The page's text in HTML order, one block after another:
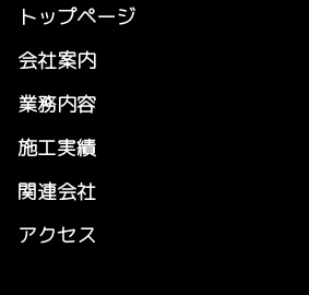
トップページ
会社案内
業務内容
施工実績
関連会社
アクセス